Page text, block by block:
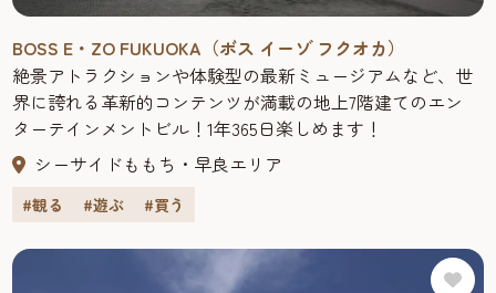
BOSS E・ZO FUKUOKA（ボス イーゾ フクオカ）
絶景アトラクションや体験型の最新ミュージアムなど、世
界に誇れる革新的コンテンツが満載の地上7階建てのエン
ターテインメントビル！1年365日楽しめます！
シーサイドももち・早良エリア
#観る #遊ぶ #買う